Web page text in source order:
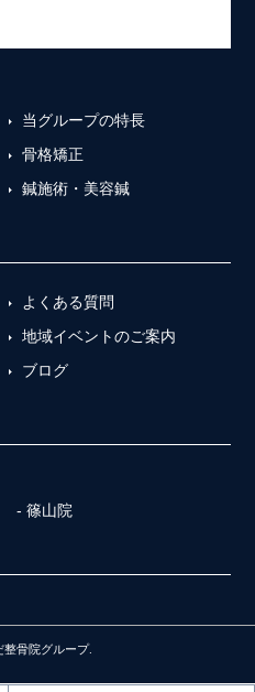
当グループの特長
骨格矯正
鍼施術・美容鍼
よくある質問
地域イベントのご案内
ブログ
篠山院
骨院グループ.